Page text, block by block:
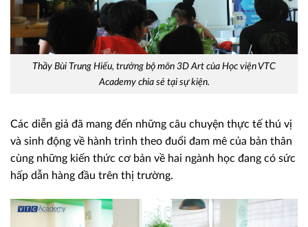
Thầy Bùi Trung Hiếu, trưởng bộ môn 3D Art của Học viện VTC
Academy chia sẻ tại sự kiện.
Các diễn giả đã mang đến những câu chuyện thực tế thú vị
và sinh động về hành trình theo đuổi đam mê của bản thân
cùng những kiến thức cơ bản về hai ngành học đang có sức
hấp dẫn hàng đầu trên thị trường.